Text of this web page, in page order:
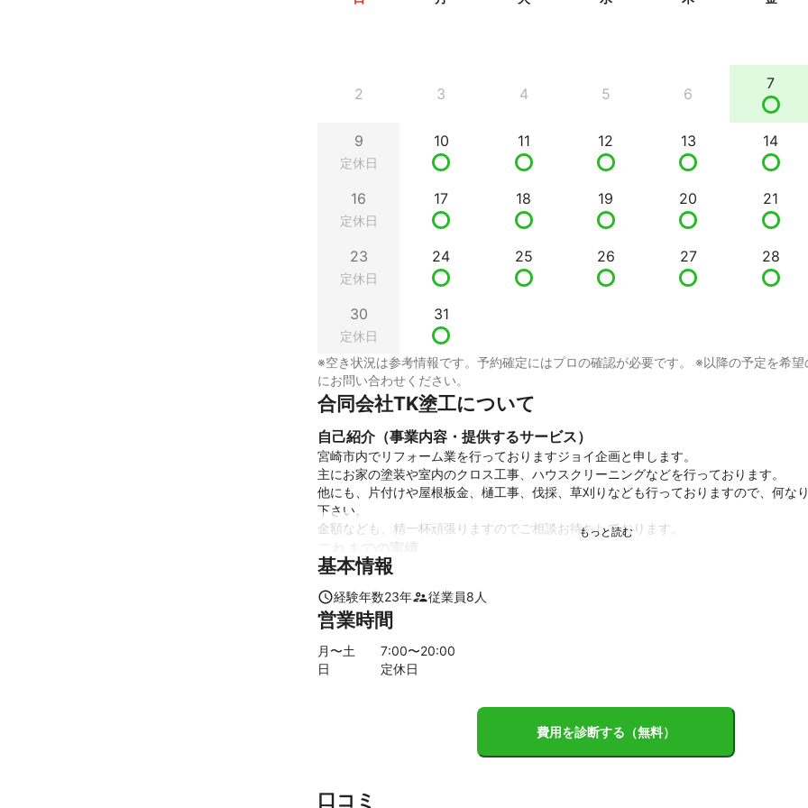
2 3 4 5 6
7
9
定休日
10 11 12 13 14
16
定休日
17 18 19 20 21
23
定休日
24 25 26 27 28
30
定休日
31
※空き状況は参考情報です。予約確定にはプロの確認が必要です。 ※以降の予定を希望
にお問い合わせください。
合同会社TK塗工について
自己紹介（事業内容・提供するサービス）
宮崎市内でリフォーム業を行っておりますジョイ企画と申します。
主にお家の塗装や室内のクロス工事、ハウスクリーニングなどを行っております。
他にも、片付けや屋根板金、樋工事、伐採、草刈りなども行っておりますので、何な
下さい。
金額なども、精一杯頑張りますのでご相談お待ちしております。
戸建ての塗装
住宅のリフォーム
企業、お庭の草刈り
ベランダのウレタン防水
屋根ガルバニュウム張り替え
丁寧、スピード、リーズナブルが売りです。
基本情報
経験年数23年 従業員8 人
営業時間
月〜土 7:00〜20:00
日
定休日
費用を診断する（無料）
口コミ